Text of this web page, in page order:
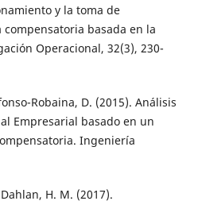
y la toma de
basada en la
Operacional, 32(3), 230-
Robaina, D. (2015). Análisis
Empresarial basado en un
Ingeniería
H. M. (2017).